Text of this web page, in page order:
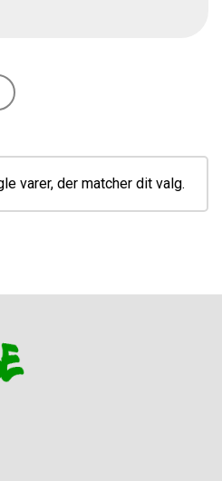
varer, der matcher dit valg.